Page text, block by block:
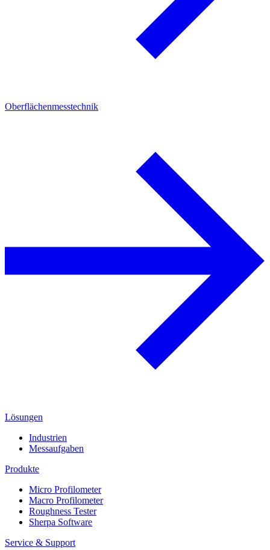
Oberflächenmesstechnik
Lösungen
Industrien
Messaufgaben
Produkte
Micro Profilometer
Macro Profilometer
Roughness Tester
Sherpa Software
Service & Support